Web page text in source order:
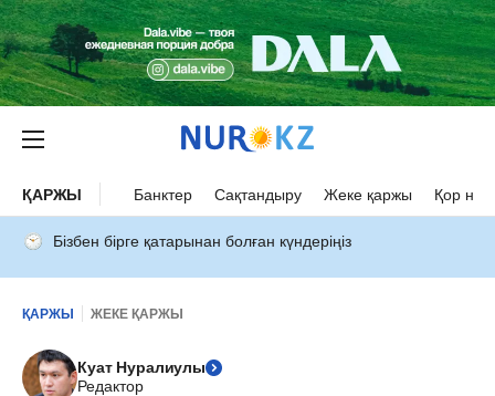
ҚАРЖЫ Банктер Сақтандыру Жеке қаржы Қор
Бізбен бірге қатарынан болған күндеріңіз
ҚАРЖЫ ЖЕКЕ ҚАРЖЫ
Куат Нуралиулы
Редактор